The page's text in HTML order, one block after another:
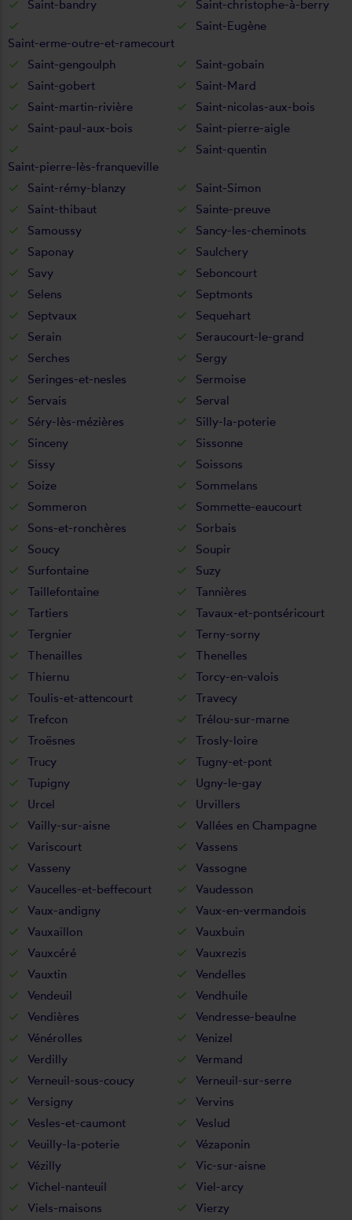
Saint-bandry Saint-christophe-à-berry
Saint-erme-outre-et-ramecourt
Saint-Eugène
Saint-gengoulph
Saint-gobain
Saint-gobert
Saint-Mard
Saint-martin-rivière
Saint-nicolas-aux-bois
Saint-paul-aux-bois
Saint-pierre-aigle
Saint-pierre-lès-franqueville
Saint-quentin
Saint-rémy-blanzy
Saint-Simon
Saint-thibaut
Sainte-preuve
Samoussy
Sancy-les-cheminots
Saponay
Saulchery
Savy
Seboncourt
Selens
Septmonts
Septvaux
Sequehart
Serain
Seraucourt-le-grand
Serches
Sergy
Seringes-et-nesles
Sermoise
Servais
Serval
Séry-lès-mézières
Silly-la-poterie
Sinceny
Sissonne
Sissy
Soissons
Soize
Sommelans
Sommeron
Sommette-eaucourt
Sons-et-ronchères
Sorbais
Soucy
Soupir
Surfontaine
Suzy
Taillefontaine
Tannières
Tartiers
Tavaux-et-pontséricourt
Tergnier
Terny-sorny
Thenailles
Thenelles
Thiernu
Torcy-en-valois
Toulis-et-attencourt
Travecy
Trefcon
Trélou-sur-marne
Troësnes
Trosly-loire
Trucy
Tugny-et-pont
Tupigny
Ugny-le-gay
Urcel
Urvillers
Vailly-sur-aisne
Vallées en Champagne
Variscourt
Vassens
Vasseny
Vassogne
Vaucelles-et-beffecourt
Vaudesson
Vaux-andigny
Vaux-en-vermandois
Vauxaillon
Vauxbuin
Vauxcéré
Vauxrezis
Vauxtin
Vendelles
Vendeuil
Vendhuile
Vendières
Vendresse-beaulne
Vénérolles
Venizel
Verdilly
Vermand
Verneuil-sous-coucy
Verneuil-sur-serre
Versigny
Vervins
Vesles-et-caumont
Veslud
Veuilly-la-poterie
Vézaponin
Vézilly
Vic-sur-aisne
Vichel-nanteuil
Viel-arcy
Viels-maisons
Vierzy